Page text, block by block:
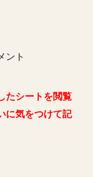
ント
たシートを閲覧
に気をつけて記